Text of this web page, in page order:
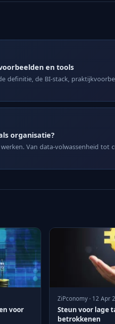
en tools
definitie, de BI-stack,
organisatie?
Van data-volwassenheid tot
voor
ZiPconomy · 12 Apr
Steun voor lage
betrokkenen